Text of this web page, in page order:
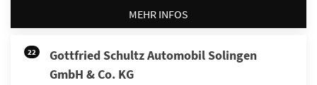
MEHR INFOS
22
Gottfried Schultz Automobil Solingen
GmbH & Co. KG